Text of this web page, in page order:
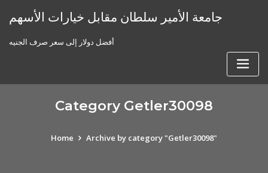
جامعة الأمير سلطان مقابل خيارات الأسهم
أفضل دولار إلى سعر صرف الجنيه
Category Getler30098
Home Archive by category "Getler30098"